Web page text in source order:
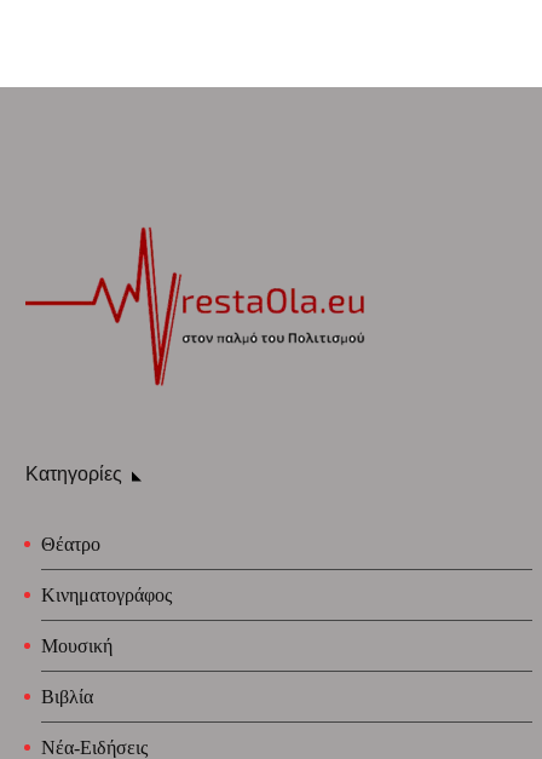
Κατηγορίες
Θέατρο
Κινηματογράφος
Μουσική
Βιβλία
Νέα-Ειδήσεις